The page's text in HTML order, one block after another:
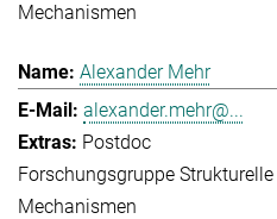
Mechanismen
Alexander Mehr
alexander.mehr@...
Postdoc
Forschungsgruppe
Mechanismen